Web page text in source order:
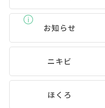
お知らせ
ニキビ
ほくろ